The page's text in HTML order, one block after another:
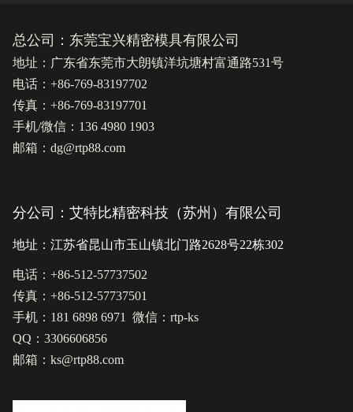
总公司：东莞宝兴精密模具有限公司
地址：广东省东莞市大朗镇洋坑塘村富通路531号
电话：+86-769-83197702
传真：+86-769-83197701
手机/微信：136 4980 1903
邮箱：dg@rtp88.com
分公司：艾特比精密科技（苏州）有限公司
地址：江苏省昆山市玉山镇北门路2628号22栋302
电话：+86-512-57737502
传真：+86-512-57737501
手机：181 6898 6971 微信：rtp-ks
QQ：3306606856
邮箱：ks@rtp88.com